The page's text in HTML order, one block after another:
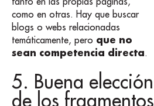
como en otras. Hay que buscar
blogs o webs relacionadas
temáticamente, pero que no
sean competencia directa.
5. Buena elección
de los fragmentos